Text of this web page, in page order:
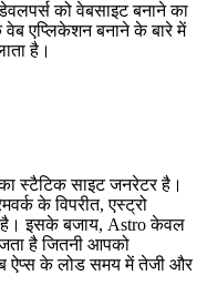
को वेबसाइट बनाने का
एप्लिकेशन बनाने के बारे में
है।
स्टैटिक साइट जनरेटर है।
के विपरीत, एस्ट्रो
है। इसके बजाय, Astro केवल
है जितनी आपको
ऐप्स के लोड समय में तेजी और